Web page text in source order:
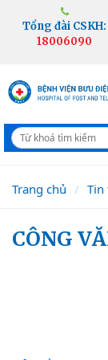
Tổng đài CSKH:
18006090
Trang chủ Tin
CÔNG